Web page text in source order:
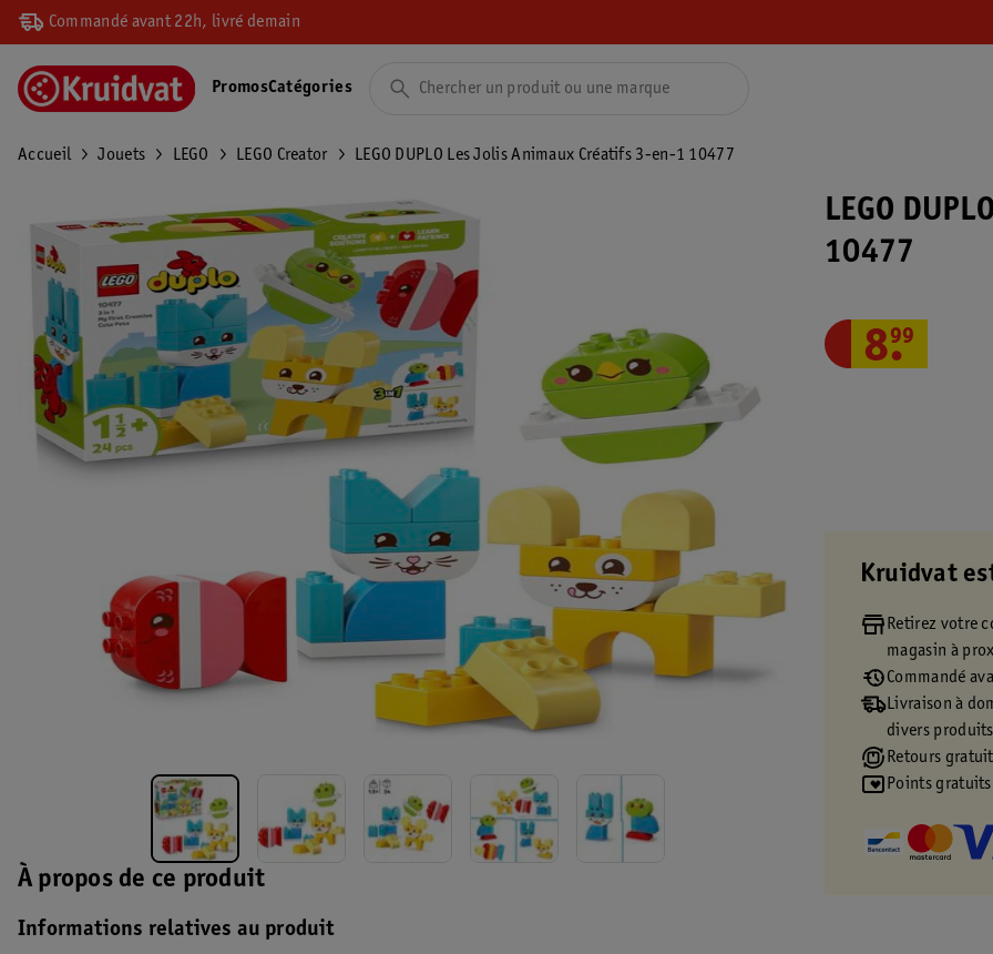
Commandé avant 22h, livré demain
PromosCatégories
Accueil Jouets LEGO LEGO Creator LEGO DUPLO Les Jolis Animaux Créatifs 3-en-1 10477
À propos de ce produit
Informations relatives au produit
LEGO
10477
8.
99
Kruidvat
Retirez votre
magasin à
Commandé
Livraison à
divers
Retours
Points